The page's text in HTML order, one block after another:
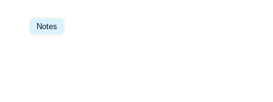
Notes